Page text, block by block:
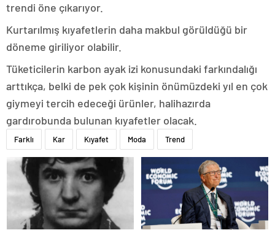
trendi öne çıkarıyor.
Kurtarılmış kıyafetlerin daha makbul görüldüğü bir
döneme giriliyor olabilir.
Tüketicilerin karbon ayak izi konusundaki farkındalığı
arttıkça, belki de pek çok kişinin önümüzdeki yıl en çok
giymeyi tercih edeceği ürünler, halihazırda
gardırobunda bulunan kıyafetler olacak.
Farklı Kar Kıyafet Moda Trend